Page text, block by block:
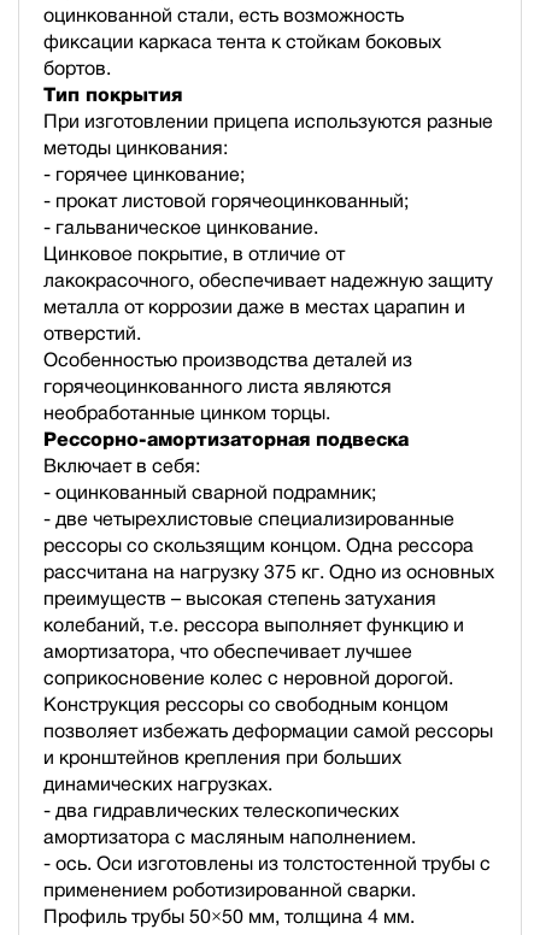
оцинкованной стали, есть возможность
фиксации каркаса тента к стойкам боковых
бортов.
Тип покрытия
При изготовлении прицепа используются разные
методы цинкования:
- горячее цинкование;
- прокат листовой горячеоцинкованный;
- гальваническое цинкование.
Цинковое покрытие, в отличие от
лакокрасочного, обеспечивает надежную защиту
металла от коррозии даже в местах царапин и
отверстий.
Особенностью производства деталей из
горячеоцинкованного листа являются
необработанные цинком торцы.
Рессорно-амортизаторная подвеска
Включает в себя:
- оцинкованный сварной подрамник;
- две четырехлистовые специализированные
рессоры со скользящим концом. Одна рессора
рассчитана на нагрузку 375 кг. Одно из основных
преимуществ – высокая степень затухания
колебаний, т.е. рессора выполняет функцию и
амортизатора, что обеспечивает лучшее
соприкосновение колес с неровной дорогой.
Конструкция рессоры со свободным концом
позволяет избежать деформации самой рессоры
и кронштейнов крепления при больших
динамических нагрузках.
- два гидравлических телескопических
амортизатора с масляным наполнением.
- ось. Оси изготовлены из толстостенной трубы с
применением роботизированной сварки.
Профиль трубы 50×50 мм, толщина 4 мм.